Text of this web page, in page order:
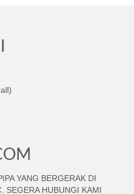
YANG BERGERAK DI
SEGERA HUBUNGI KAMI